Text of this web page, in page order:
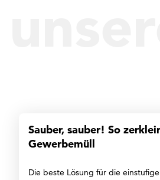
Sauber, sauber! So
Gewerbemüll
Die beste Lösung für die einstufige